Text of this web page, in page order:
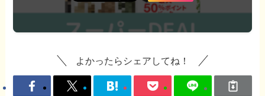
よかったらシェアしてね！